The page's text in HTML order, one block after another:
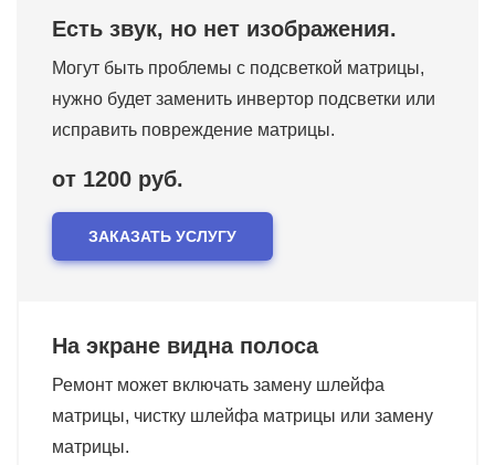
Есть звук, но нет изображения.
Могут быть проблемы с подсветкой матрицы,
нужно будет заменить инвертор подсветки или
исправить повреждение матрицы.
от 1200 руб.
ЗАКАЗАТЬ УСЛУГУ
На экране видна полоса
Ремонт может включать замену шлейфа
матрицы, чистку шлейфа матрицы или замену
матрицы.